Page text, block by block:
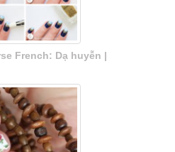
French: Dạ huyễn |